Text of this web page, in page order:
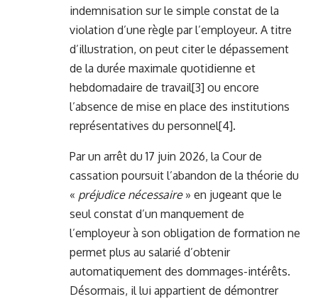
indemnisation sur le simple constat de la
violation d’une règle par l’employeur. A titre
d’illustration, on peut citer le dépassement
de la durée maximale quotidienne et
hebdomadaire de travail[3] ou encore
l’absence de mise en place des institutions
représentatives du personnel[4].
Par un arrêt du 17 juin 2026, la Cour de
cassation poursuit l’abandon de la théorie du
« préjudice nécessaire» en jugeant que le
seul constat d’un manquement de
l’employeur à son obligation de formation ne
permet plus au salarié d’obtenir
automatiquement des dommages-intérêts.
Désormais, il lui appartient de démontrer